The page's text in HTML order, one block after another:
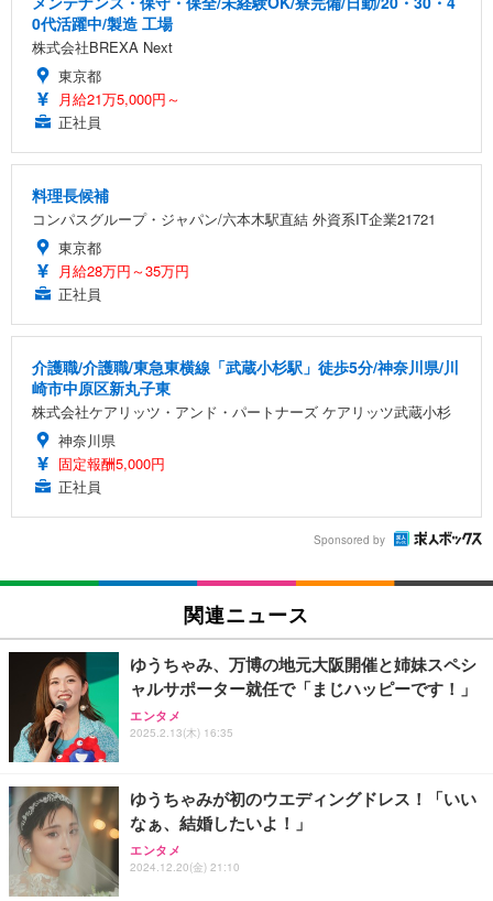
0代活躍中/製造 工場
株式会社BREXA Next
東京都
月給21万5,000円～
正社員
料理長候補
コンパスグループ・ジャパン/六本木駅直結 外資系IT企業21721
東京都
月給28万円～35万円
正社員
介護職/介護職/東急東横線「武蔵小杉駅」徒歩5分/神奈川県/川
崎市中原区新丸子東
株式会社ケアリッツ・アンド・パートナーズ ケアリッツ武蔵小杉
神奈川県
固定報酬5,000円
正社員
Sponsored by
関連ニュース
ゆうちゃみ、万博の地元大阪開催と姉妹スペシ
ャルサポーター就任で「まじハッピーです！」
エンタメ
2025.2.13(木) 16:35
ゆうちゃみが初のウエディングドレス！「いい
なぁ、結婚したいよ！」
エンタメ
2024.12.20(金) 21:10